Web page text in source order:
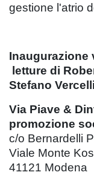
gestione l'atrio
Inaugurazione
letture di
Stefano Vercelli
Via Piave &
promozione
c/o Bernardelli
Viale Monte
41121 Modena